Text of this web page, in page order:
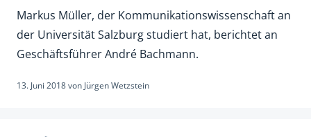
Markus Müller, der Kommunikationswissenschaft an
der Universität Salzburg studiert hat, berichtet an
Geschäftsführer André Bachmann.
13. Juni 2018von Jürgen Wetzstein